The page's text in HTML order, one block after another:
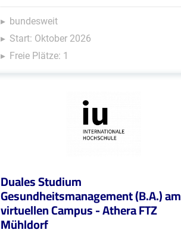
bundesweit
Start: Oktober 2026
Freie Plätze: 1
Duales Studium
Gesundheitsmanagement (B.A.) am
virtuellen Campus - Athera FTZ
Mühldorf